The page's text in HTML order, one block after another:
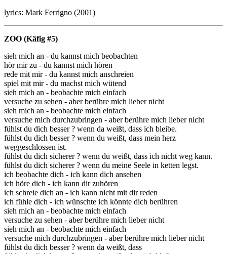
lyrics: Mark Ferrigno (2001)
ZOO (Käfig #5)
sieh mich an - du kannst mich beobachten
hör mir zu - du kannst mich hören
rede mit mir - du kannst mich anschreien
spiel mit mir - du machst mich wütend
sieh mich an - beobachte mich einfach
versuche zu sehen - aber berühre mich lieber nicht
sieh mich an - beobachte mich einfach
versuche mich durchzubringen - aber berühre mich lieber nicht
fühlst du dich besser ? wenn da weißt, dass ich bleibe.
fühlst du dich besser ? wenn du weißt, dass mein herz
weggeschlossen ist.
fühlst du dich sicherer ? wenn du weißt, dass ich nicht weg kann.
fühlst du dich sicherer ? wenn du meine Seele in ketten legst.
ich beobachte dich - ich kann dich ansehen
ich höre dich - ich kann dir zuhören
ich schreie dich an - ich kann nicht mit dir reden
ich fühle dich - ich wünschte ich könnte dich berühren
sieh mich an - beobachte mich einfach
versuche zu sehen - aber berühre mich lieber nicht
sieh mich an - beobachte mich einfach
versuche mich durchzubringen - aber berühre mich lieber nicht
fühlst du dich besser ? wenn da weißt, dass